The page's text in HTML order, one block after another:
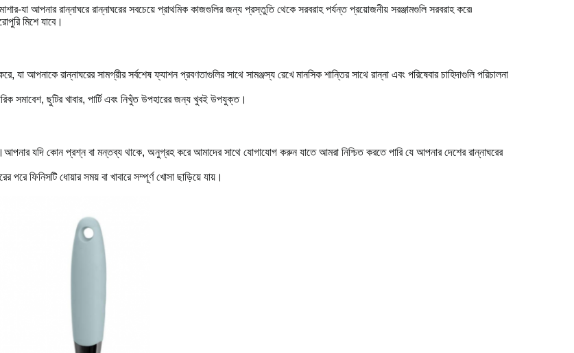
যা আপনার রান্নাঘরে রান্নাঘরের সবচেয়ে প্রাথমিক কাজগুলির জন্য প্রস্তুতি থেকে সরবরাহ পর্যন্ত প্রয়োজনীয় সরঞ্জামগুলি সরবরাহ করে৷
মিশে যাবে।
আপনাকে রান্নাঘরের সামগ্রীর সর্বশেষ ফ্যাশন প্রবণতাগুলির সাথে সামঞ্জস্য রেখে মানসিক শান্তির সাথে রান্না এবং পরিষেবার চাহিদাগুলি পরিচালনা
সমাবেশ, ছুটির খাবার, পার্টি এবং নিখুঁত উপহারের জন্য খুবই উপযুক্ত।
যদি কোন প্রশ্ন বা মন্তব্য থাকে, অনুগ্রহ করে আমাদের সাথে যোগাযোগ করুন যাতে আমরা নিশ্চিত করতে পারি যে আপনার দেশের রান্নাঘরের
পরে ফিনিসটি ধোয়ার সময় বা খাবারে সম্পূর্ণ খোসা ছাড়িয়ে যায়।